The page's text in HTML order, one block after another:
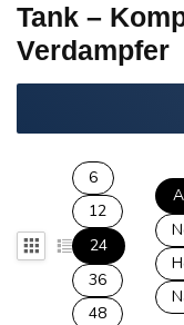
Tank –
Verdampfer
6
12
24
36
48